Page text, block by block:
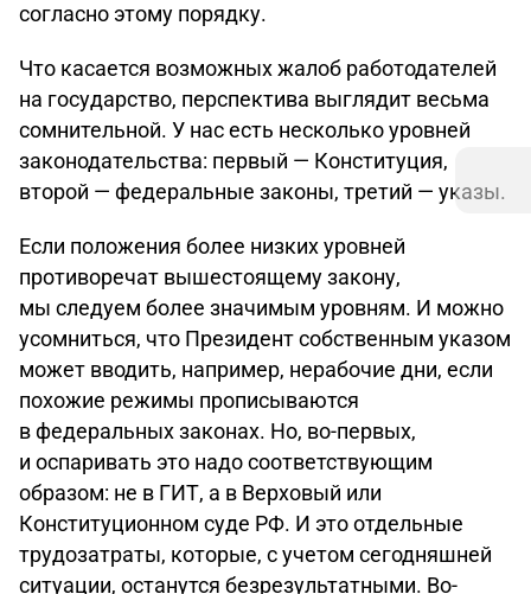
согласно этому порядку.
Что касается возможных жалоб работодателей
на государство, перспектива выглядит весьма
сомнительной. У нас есть несколько уровней
законодательства: первый — Конституция,
второй — федеральные законы, третий — указы.
Если положения более низких уровней
противоречат вышестоящему закону,
мы следуем более значимым уровням. И можно
усомниться, что Президент собственным указом
может вводить, например, нерабочие дни, если
похожие режимы прописываются
в федеральных законах. Но, во-первых,
и оспаривать это надо соответствующим
образом: не в ГИТ, а в Верховый или
Конституционном суде РФ. И это отдельные
трудозатраты, которые, с учетом сегодняшней
ситуации, останутся безрезультатными. Во-